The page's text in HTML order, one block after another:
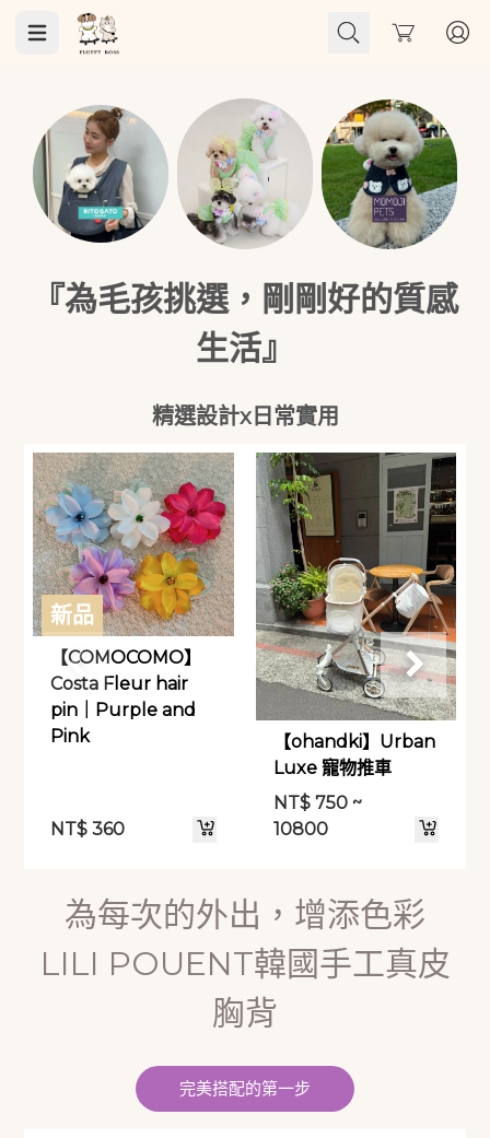
Cart
『為毛孩挑選，剛剛好的質感
生活』
精選設計x日常實用
新品
【COMOCOMO】
Costa Fleur hair
pin｜Purple and
Pink
NT$ 360
【ohandki】Urban
Luxe 寵物推車
NT$750 ~
10800
為每次的外出，增添色彩
LILI POUENT韓國手工真皮
胸背
完美搭配的第一步